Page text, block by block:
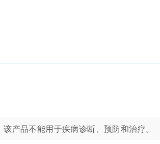
该产品不能用于疾病诊断、预防和治疗。